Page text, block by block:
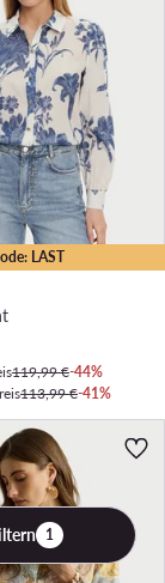
LAST
119,99 €-44%
113,99 €-41%
1